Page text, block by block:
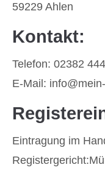
59229 Ahlen
Kontakt:
Telefon: 02382
E-Mail:
Eintragung im